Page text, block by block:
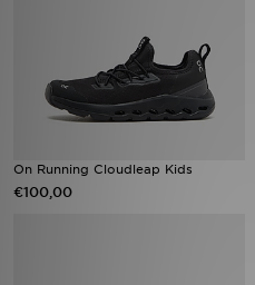
On Running Cloudleap Kids
€100,00